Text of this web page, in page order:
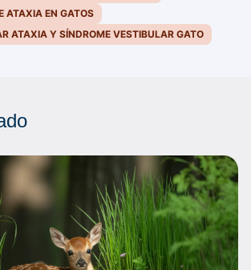
ATAXIA EN GATOS
ATAXIA Y SÍNDROME VESTIBULAR GATO